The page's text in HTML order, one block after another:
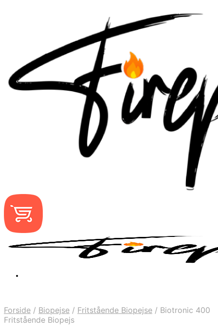
Forside / Biopejse / Fritstående Biopejse / Biotronic 400
Fritstående Biopejs